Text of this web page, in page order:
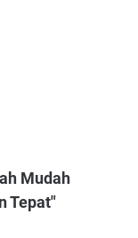
Mudah
Tepat"